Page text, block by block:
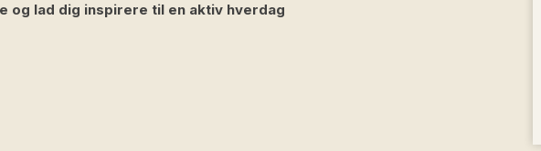
og lad dig inspirere til en aktiv hverdag